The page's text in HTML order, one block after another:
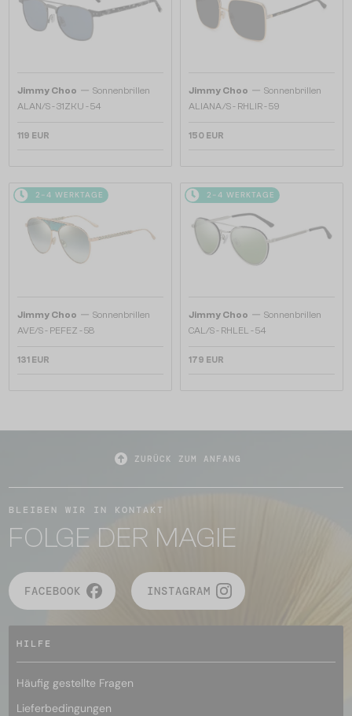
Jimmy Choo — Sonnenbrillen
ALAN/S - 31ZKU - 54
119 EUR
Jimmy Choo — Sonnenbrillen
ALIANA/S - RHLIR - 59
150 EUR
2-4 WERKTAGE
Jimmy Choo — Sonnenbrillen
AVE/S - PEFEZ - 58
131 EUR
2-4 WERKTAGE
Jimmy Choo — Sonnenbrillen
CAL/S - RHLEL - 54
179 EUR
ZURÜCK ZUM ANFANG
BLEIBEN WIR IN KONTAKT
FOLGE DER MAGIE
FACEBOOK INSTAGRAM
HILFE
Häufig gestellte Fragen
Lieferbedingungen